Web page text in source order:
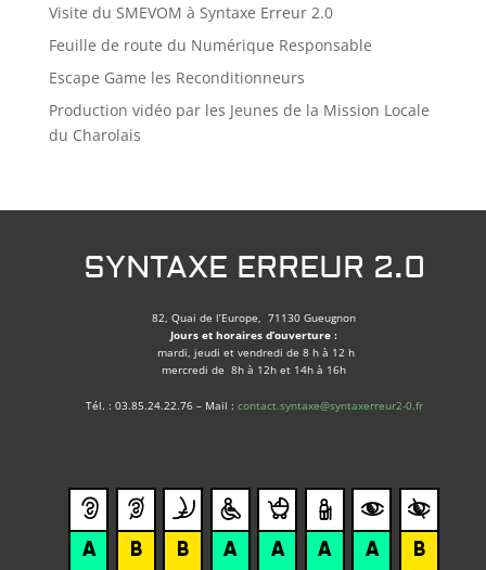
Visite du SMEVOM à Syntaxe Erreur 2.0
Feuille de route du Numérique Responsable
Escape Game les Reconditionneurs
Production vidéo par les Jeunes de la Mission Locale
du Charolais
SYNTAXE ERREUR 2.0
82, Quai de l’Europe, 71130 Gueugnon
Jours et horaires d’ouverture :
mardi, jeudi et vendredi de 8 h à 12 h
mercredi de 8h à 12h et 14h à 16h
Tél. : 03.85.24.22.76 – Mail : contact.syntaxe@syntaxerreur2-0.fr